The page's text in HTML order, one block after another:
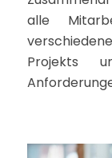
alle
Projekts